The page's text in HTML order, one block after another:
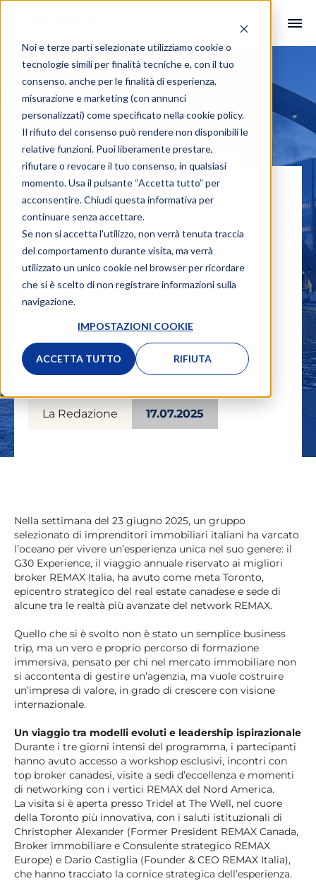
Noi e terze parti selezionate utilizziamo cookie o
tecnologie simili per finalità tecniche e, con il tuo
consenso, anche per le finalità di esperienza,
misurazione e marketing (con annunci
personalizzati) come specificato nella cookie policy.
Il rifiuto del consenso può rendere non disponibili le
relative funzioni. Puoi liberamente prestare,
rifiutare o revocare il tuo consenso, in qualsiasi
momento. Usa il pulsante “Accetta tutto” per
acconsentire. Chiudi questa informativa per
continuare senza accettare.
Se non si accetta l'utilizzo, non verrà tenuta traccia
del comportamento durante visita, ma verrà
utilizzato un unico cookie nel browser per ricordare
che si è scelto di non registrare informazioni sulla
navigazione.
IMPOSTAZIONI COOKIE
ACCETTA TUTTO RIFIUTA
G30 Experience: il
Viaggio
dell’Eccellenza
REMAX Italia a
Toronto
#Eventi,#Agente Immobiliare,
#Agenzia Immobiliare
La Redazione 17.07.2025
Nella settimana del 23 giugno 2025, un gruppo
selezionato di imprenditori immobiliari italiani ha varcato
l’oceano per vivere un’esperienza unica nel suo genere: il
G30 Experience, il viaggio annuale riservato ai migliori
broker REMAX Italia, ha avuto come meta Toronto,
epicentro strategico del real estate canadese e sede di
alcune tra le realtà più avanzate del network REMAX.
Quello che si è svolto non è stato un semplice business
trip, ma un vero e proprio percorso di formazione
immersiva, pensato per chi nel mercato immobiliare non
si accontenta di gestire un’agenzia, ma vuole costruire
un’impresa di valore, in grado di crescere con visione
internazionale.
Un viaggio tra modelli evoluti e leadership ispirazionale
Durante i tre giorni intensi del programma, i partecipanti
hanno avuto accesso a workshop esclusivi, incontri con
top broker canadesi, visite a sedi d’eccellenza e momenti
di networking con i vertici REMAX del Nord America.
La visita si è aperta presso Tridel at The Well, nel cuore
della Toronto più innovativa, con i saluti istituzionali di
Christopher Alexander (Former President REMAX Canada,
Broker immobiliare e Consulente strategico REMAX
Europe) e Dario Castiglia (Founder & CEO REMAX Italia),
che hanno tracciato la cornice strategica dell’esperienza.